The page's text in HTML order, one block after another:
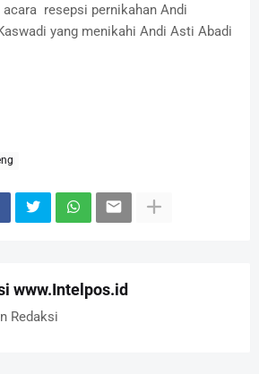
acara resepsi pernikahan Andi
yang menikahi Andi Asti Abadi
www.Intelpos.id
Redaksi